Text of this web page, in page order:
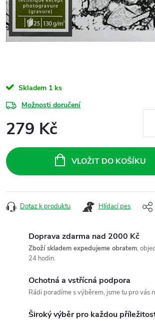
Skladem 1 ks
Možnosti doručení
279 Kč
cena:
VLOŽIT DO KOŠÍKU
Dotaz k produktu Hlídací pes
Doprava zdarma nad 2000 Kč
Zboží skladem expedujeme obratem,
24 hodin.
Ochotná a vstřícná podpora
Rádi poradíme s výběrem, jsme tu pro vás
Široký výběr pro každou